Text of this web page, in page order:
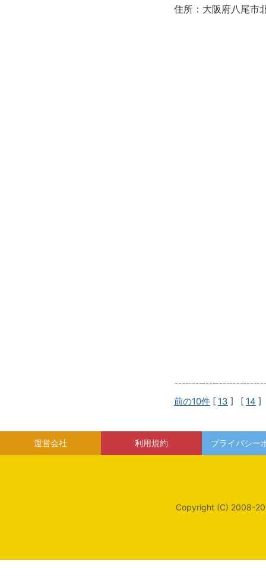
住所：大阪府八尾市
前の10件 [ 13 ] [ 14 ]
運営会社 利用規約 プライバシー
Copyright (C) 2008-